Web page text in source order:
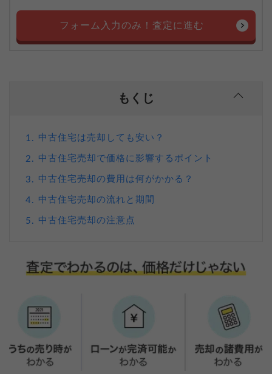
フォーム入力のみ！査定に進む
もくじ
1. 中古住宅は売却しても安い？
2. 中古住宅売却で価格に影響するポイント
3. 中古住宅売却の費用は何がかかる？
4. 中古住宅売却の流れと期間
5. 中古住宅売却の注意点